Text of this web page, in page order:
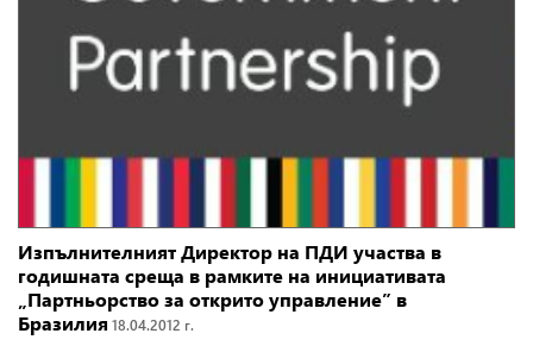
Изпълнителният Директор на ПДИ участва в
годишната среща в рамките на инициативата
„Партньорство за открито управление” в
Бразилия 18.04.2012 г.